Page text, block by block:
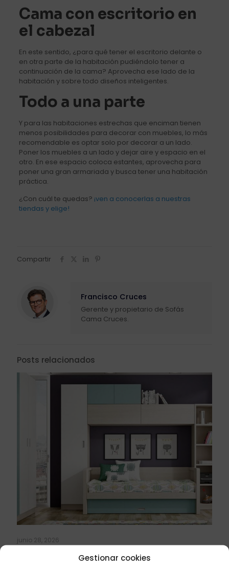
Gestionar cookies
Cama con escritorio en
el cabezal
En este sentido, ¿para qué tener el escritorio delante o
en otra parte de la habitación pudiéndolo tener a
continuación de la cama? Aprovecha ese lado de la
habitación y sobre todo diseños inteligentes.
Todo a una parte
Y para las habitaciones estrechas que enciman tienen
menos posibilidades para decorar con muebles, lo más
recomendable es optar solo por decorar a un lado.
Poner los muebles a un lado y dejar aire y espacio en el
otro. En ese espacio coloca estantes, aprovecha para
poner una gran armariada y busca tener una habitación
práctica.
¿Con cuál te quedas? ¡ven a conocerlas a nuestras
tiendas y elige!
Compartir
Francisco Cruces
Gerente y propietario de Sofás
Cama Cruces.
Posts relacionados
junio 28, 2026